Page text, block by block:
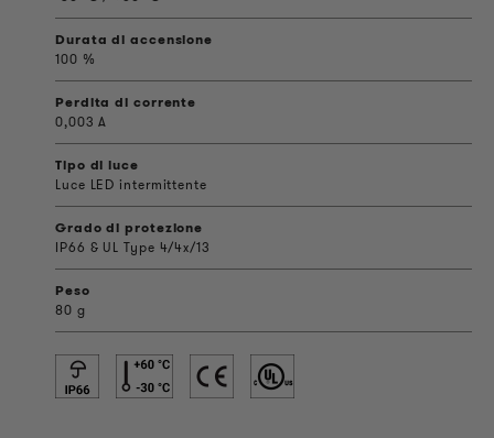
Durata di accensione
100 %
Perdita di corrente
0,003 A
Tipo di luce
Luce LED intermittente
Grado di protezione
IP66 & UL Type 4/4x/13
Peso
80 g